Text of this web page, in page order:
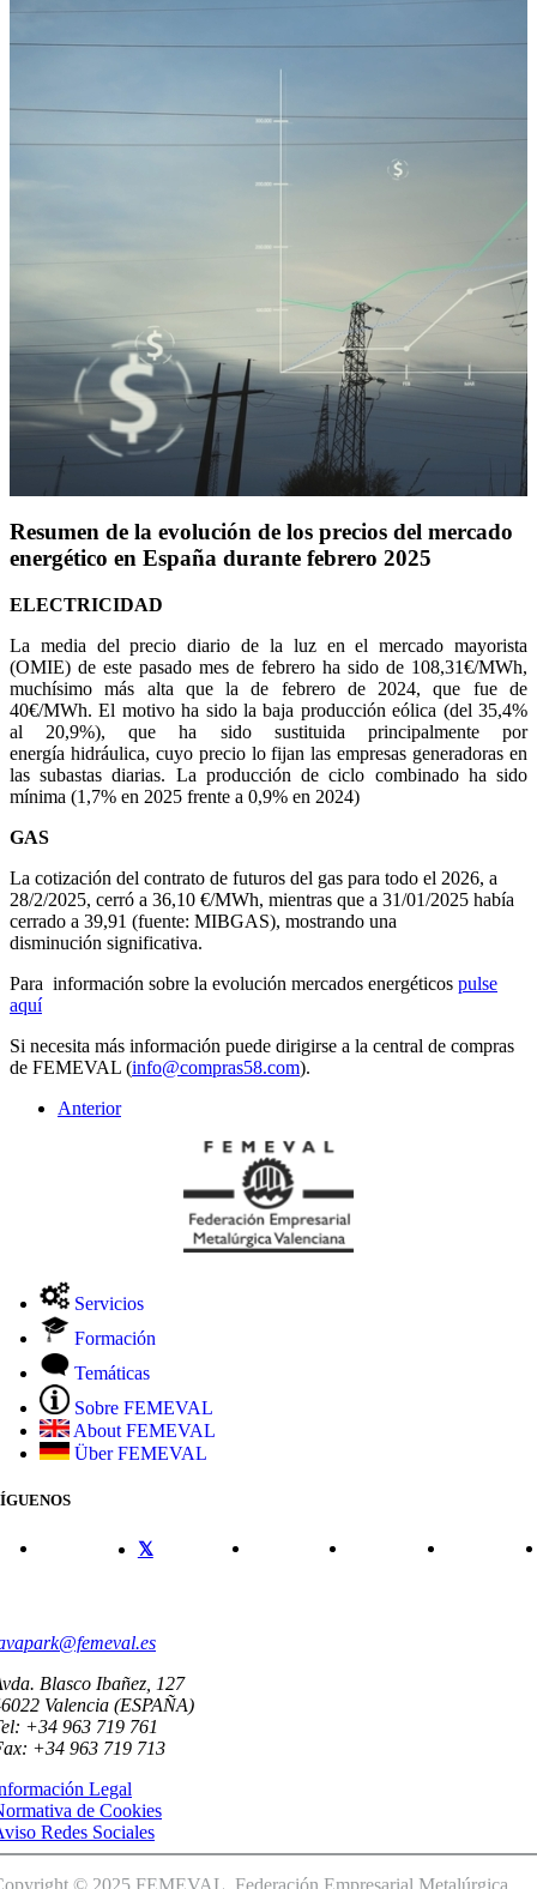
Resumen de la evolución de los precios del mercado
energético en España durante febrero 2025
ELECTRICIDAD
La media del precio diario de la luz en el mercado mayorista
(OMIE) de este pasado mes de febrero ha sido de 108,31€/MWh,
muchísimo más alta que la de febrero de 2024, que fue de
40€/MWh. El motivo ha sido la baja producción eólica (del 35,4%
al 20,9%), que ha sido sustituida principalmente por
energía hidráulica, cuyo precio lo fijan las empresas generadoras en
las subastas diarias. La producción de ciclo combinado ha sido
mínima (1,7% en 2025 frente a 0,9% en 2024)
GAS
La cotización del contrato de futuros del gas para todo el 2026, a
28/2/2025, cerró a 36,10 €/MWh, mientras que a 31/01/2025 había
cerrado a 39,91 (fuente: MIBGAS), mostrando una
disminución significativa.
Para información sobre la evolución mercados energéticos pulse
aquí
Si necesita más información puede dirigirse a la central de compras
de FEMEVAL (info@compras58.com).
Anterior
Servicios
Formación
Temáticas
Sobre FEMEVAL
About FEMEVAL
Über FEMEVAL
Blasco Ibañez, 127
Valencia (ESPAÑA)
+34 963 719 761
+34 963 719 713
Legal
de Cookies
Redes Sociales
© 2025 FEMEVAL. Federación Empresarial Metalúrgica